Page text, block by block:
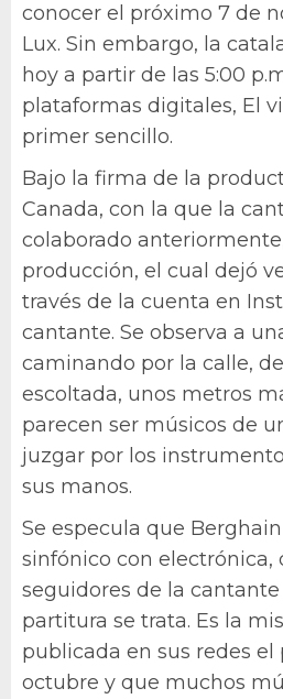
conocer el próximo 7 de
Lux. Sin embargo, la
hoy a partir de las 5:00
plataformas digitales, El
primer sencillo.
Bajo la firma de la
Canada, con la que la
colaborado
producción, el cual dejó
través de la cuenta en
cantante. Se observa a
caminando por la calle,
escoltada, unos metros
parecen ser músicos de
juzgar por los
sus manos.
Se especula que
sinfónico con electrónica,
seguidores de la
partitura se trata. Es la
publicada en sus redes el
octubre y que muchos